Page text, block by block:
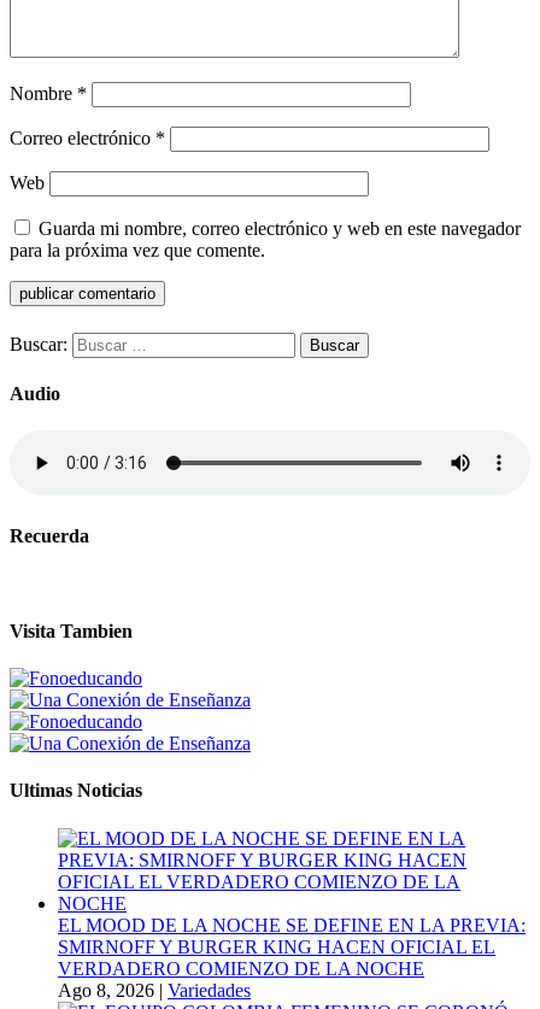
Nombre *
Correo electrónico *
Web
Guarda mi nombre, correo electrónico y web en este navegador
para la próxima vez que comente.
Buscar:
Audio
Recuerda
Visita Tambien
Ultimas Noticias
EL MOOD DE LA NOCHE SE DEFINE EN LA PREVIA:
SMIRNOFF Y BURGER KING HACEN OFICIAL EL
VERDADERO COMIENZO DE LA NOCHE
Ago 8, 2026 | Variedades